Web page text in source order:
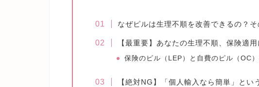
なぜピルは生理不順を改善できるの？
【最重要】あなたの生理不順、保険適
保険のピル（LEP）と自費のピル（OC
【絶対NG】「個人輸入なら簡単」とい